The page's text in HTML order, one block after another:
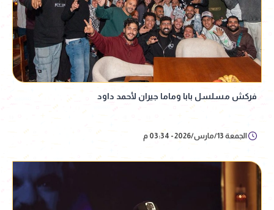
فركش مسلسل بابا وماما جيران لأحمد داود
الجمعة 13/مارس/2026 - 03:34 م